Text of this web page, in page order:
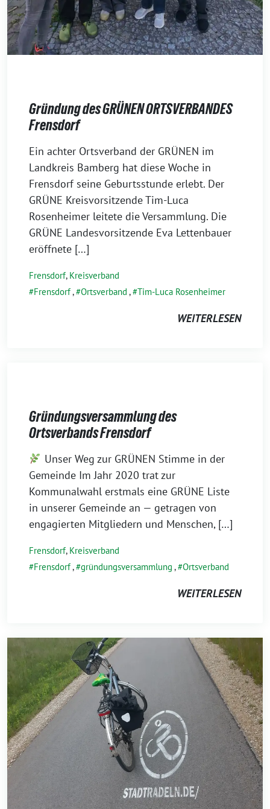
Gründung des GRÜNEN ORTSVERBANDES
Frensdorf
2
9
.
J
u
l
i
0
2
Ein achter Ortsverband der GRÜNEN im
Landkreis Bamberg hat diese Woche in
Frensdorf seine Geburtsstunde erlebt. Der
GRÜNE Kreisvorsitzende Tim-Luca
Rosenheimer leitete die Versammlung. Die
GRÜNE Landesvorsitzende Eva Lettenbauer
eröffnete […]
Frensdorf, Kreisverband
Frensdorf, Ortsverband , Tim-Luca Rosenheimer
WEITERLESEN
Gründungsversammlung des
Ortsverbands Frensdorf
1
0
.
J
u
i
2
Unser Weg zur GRÜNEN Stimme in der
Gemeinde Im Jahr 2020 trat zur
Kommunalwahl erstmals eine GRÜNE Liste
in unserer Gemeinde an — getragen von
engagierten Mitgliedern und Menschen, […]
Frensdorf, Kreisverband
Frensdorf, gründungsversammlung , Ortsverband
WEITERLESEN